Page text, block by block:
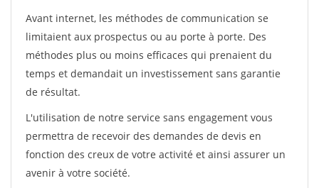
Avant internet, les méthodes de communication se
limitaient aux prospectus ou au porte à porte. Des
méthodes plus ou moins efficaces qui prenaient du
temps et demandait un investissement sans garantie
de résultat.
L'utilisation de notre service sans engagement vous
permettra de recevoir des demandes de devis en
fonction des creux de votre activité et ainsi assurer un
avenir à votre société.